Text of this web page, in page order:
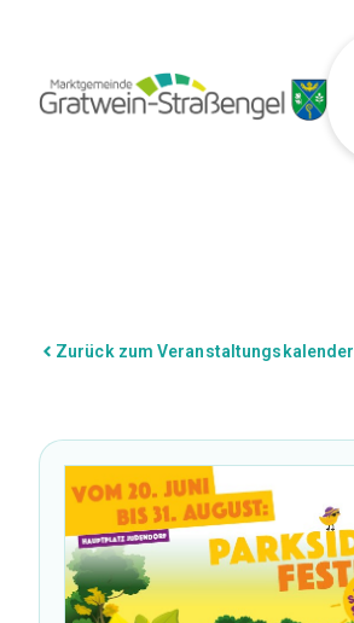
Zurück zum Veranstaltungskalender